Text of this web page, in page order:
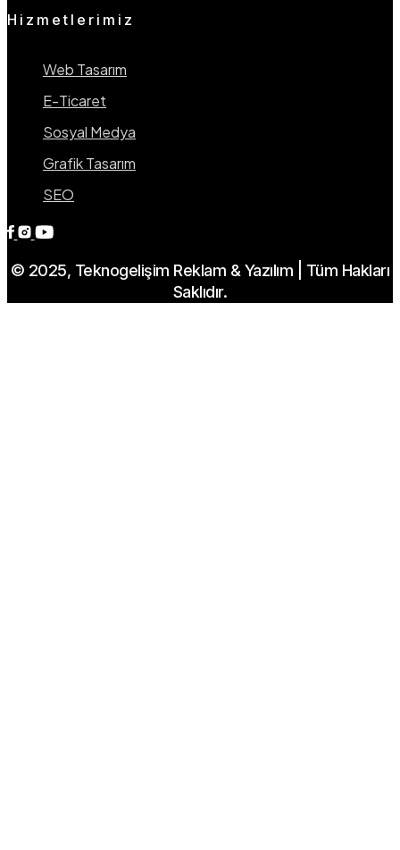
Hizmetlerimiz
Web Tasarım
E-Ticaret
Sosyal Medya
Grafik Tasarım
SEO
© 2025, Teknogelişim Reklam & Yazılım | Tüm Hakları
Saklıdır.